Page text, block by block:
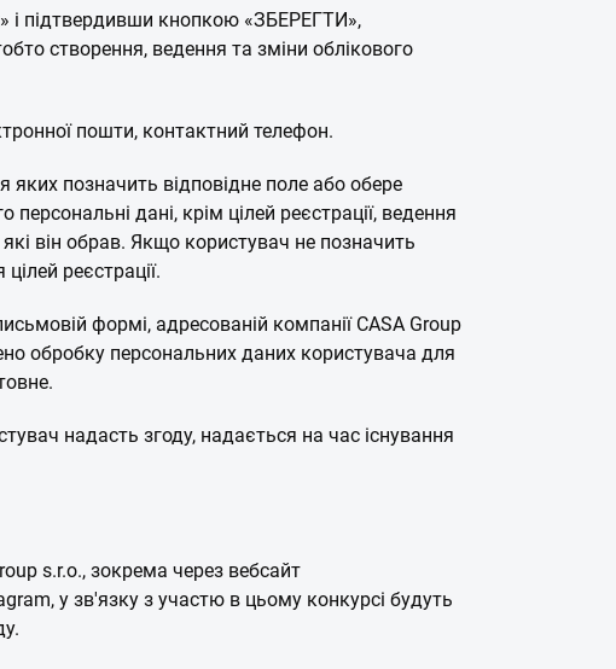
і підтвердивши кнопкою «ЗБЕРЕГТИ»,
створення, ведення та зміни облікового
пошти, контактний телефон.
яких позначить відповідне поле або обере
дані, крім цілей реєстрації, ведення
він обрав. Якщо користувач не позначить
реєстрації.
формі, адресованій компанії CASA Group
обробку персональних даних користувача для
надасть згоду, надається на час існування
s.r.o., зокрема через вебсайт
у зв'язку з участю в цьому конкурсі будуть